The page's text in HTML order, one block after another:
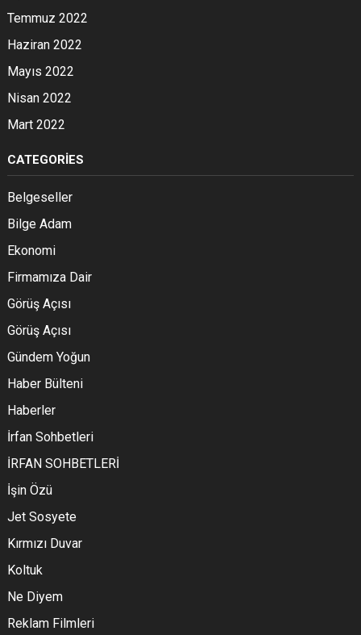
Temmuz 2022
Haziran 2022
Mayıs 2022
Nisan 2022
Mart 2022
CATEGORIES
Belgeseller
Bilge Adam
Ekonomi
Firmamıza Dair
Görüş Açısı
Görüş Açısı
Gündem Yoğun
Haber Bülteni
Haberler
İrfan Sohbetleri
İRFAN SOHBETLERİ
İşin Özü
Jet Sosyete
Kırmızı Duvar
Koltuk
Ne Diyem
Reklam Filmleri